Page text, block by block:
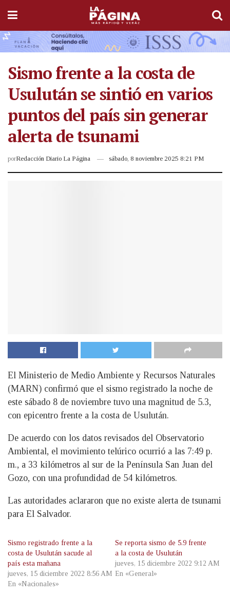
Sismo frente a la costa de
Usulután se sintió en varios
puntos del país sin generar
alerta de tsunami
porRedacción Diario La Página sábado, 8 noviembre 2025 8:21 PM
El Ministerio de Medio Ambiente y Recursos Naturales
(MARN) confirmó que el sismo registrado la noche de
este sábado 8 de noviembre tuvo una magnitud de 5.3,
con epicentro frente a la costa de Usulután.
De acuerdo con los datos revisados del Observatorio
Ambiental, el movimiento telúrico ocurrió a las 7:49 p.
m., a 33 kilómetros al sur de la Península San Juan del
Gozo, con una profundidad de 54 kilómetros.
Las autoridades aclararon que no existe alerta de tsunami
para El Salvador.
Sismo registrado frente a la
costa de Usulután sacude al
país esta mañana
jueves, 15 diciembre 2022 8:56 AM
En «Nacionales»
Se reporta sismo de 5.9 frente
a la costa de Usulután
jueves, 15 diciembre 2022 9:12 AM
En «General»